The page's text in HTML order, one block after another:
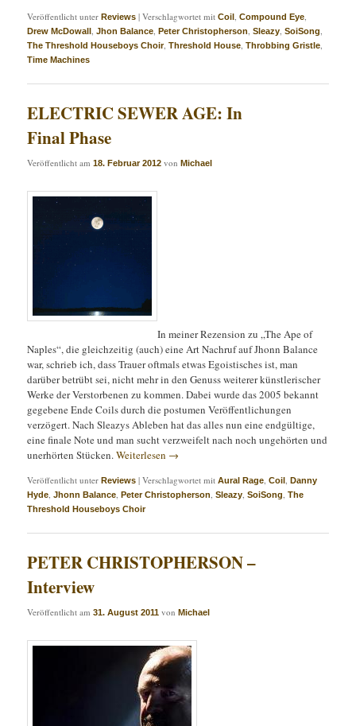
Veröffentlicht unter Reviews |Verschlagwortet mit Coil ,Compound Eye,
Drew McDowall ,Jhon Balance,Peter Christopherson,Sleazy,SoiSong,
The Threshold Houseboys Choir,Threshold House,Throbbing Gristle,
Time Machines
ELECTRIC SEWER AGE: In
Final Phase
Veröffentlicht am18. Februar 2012 vonMichael
In meiner Rezension zu „The Ape of
Naples“, die gleichzeitig (auch) eine Art Nachruf auf Jhonn Balance
war, schrieb ich, dass Trauer oftmals etwas Egoistisches ist, man
darüber betrübt sei, nicht mehr in den Genuss weiterer künstlerischer
Werke der Verstorbenen zu kommen. Dabei wurde das 2005 bekannt
gegebene Ende Coils durch die postumen Veröffentlichungen
verzögert. Nach Sleazys Ableben hat das alles nun eine endgültige,
eine finale Note und man sucht verzweifelt nach noch ungehörten und
unerhörten Stücken.Weiterlesen →
Veröffentlicht unter Reviews |Verschlagwortet mit Aural Rage,Coil ,Danny
Hyde,Jhonn Balance,Peter Christopherson,Sleazy,SoiSong,The
Threshold Houseboys Choir
PETER CHRISTOPHERSON –
Interview
Veröffentlicht am31. August 2011 vonMichael